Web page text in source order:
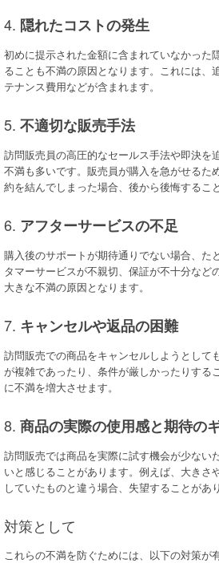
4. 隠れたコストの発生
初めに提示された金額に含まれていなかった
ることも不満の原因となります。これには、
テナンス費用などが含まれます。
5. 不適切な販売手法
訪問販売員の高圧的なセールス手法や即決を
不満も多いです。販売員が購入を急がせるた
約を結んでしまった場合、後から後悔するこ
6. アフターサービスの不足
購入後のサポートが期待通りでない場合、た
タマーサービスが不親切、保証が不十分など
大きな不満の原因となります。
7. キャンセルや返品の困難
訪問販売での商品をキャンセルしようとして
が複雑であったり、条件が厳しかったりする
に不満を増大させます。
8. 商品の実際の使用感と期待の
訪問販売では商品を実際に試す機会が少ない
いと感じることがあります。例えば、大きさ
していたものと違う場合、失望することがあ
対策として
これらの不満を防ぐためには、以下の対策が